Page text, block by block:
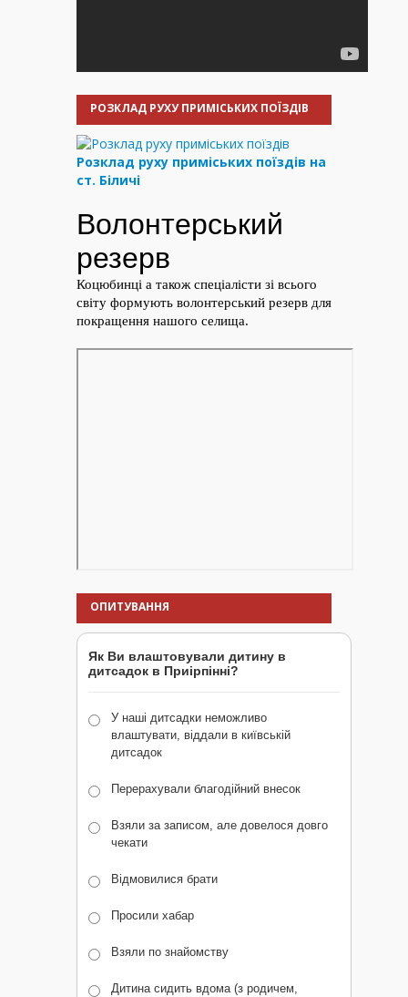
РОЗКЛАД РУХУ ПРИМІСЬКИХ ПОЇЗДІВ
Розклад руху приміських поїздів на
ст. Біличі
ОПИТУВАННЯ
Як Ви влаштовували дитину в
дитсадок в Приірпінні?
У наші дитсадки неможливо
влаштувати, віддали в київській
дитсадок
Перерахували благодійний внесок
Взяли за записом, але довелося довго
чекати
Відмовилися брати
Просили хабар
Взяли по знайомству
Дитина сидить вдома (з родичем,